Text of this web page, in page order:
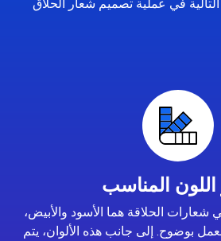
اللون المناسب
شعارات الحلاقة هما الأسود والأبيض،
بوضوح. إلى جانب هذه الألوان، يتم